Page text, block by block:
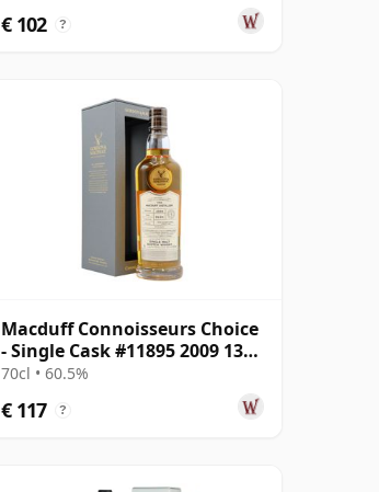
€ 102 ?
Macduff Connoisseurs Choice
- Single Cask #11895 2009 13
jaar oud
70cl • 60.5%
€ 117 ?